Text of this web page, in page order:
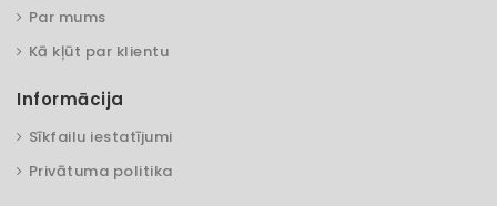
Par mums
Kā kļūt par klientu
Informācija
Sīkfailu iestatījumi
Privātuma politika